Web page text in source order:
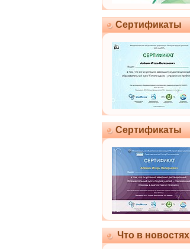
Сертификаты
Сертификаты
Что в новостях